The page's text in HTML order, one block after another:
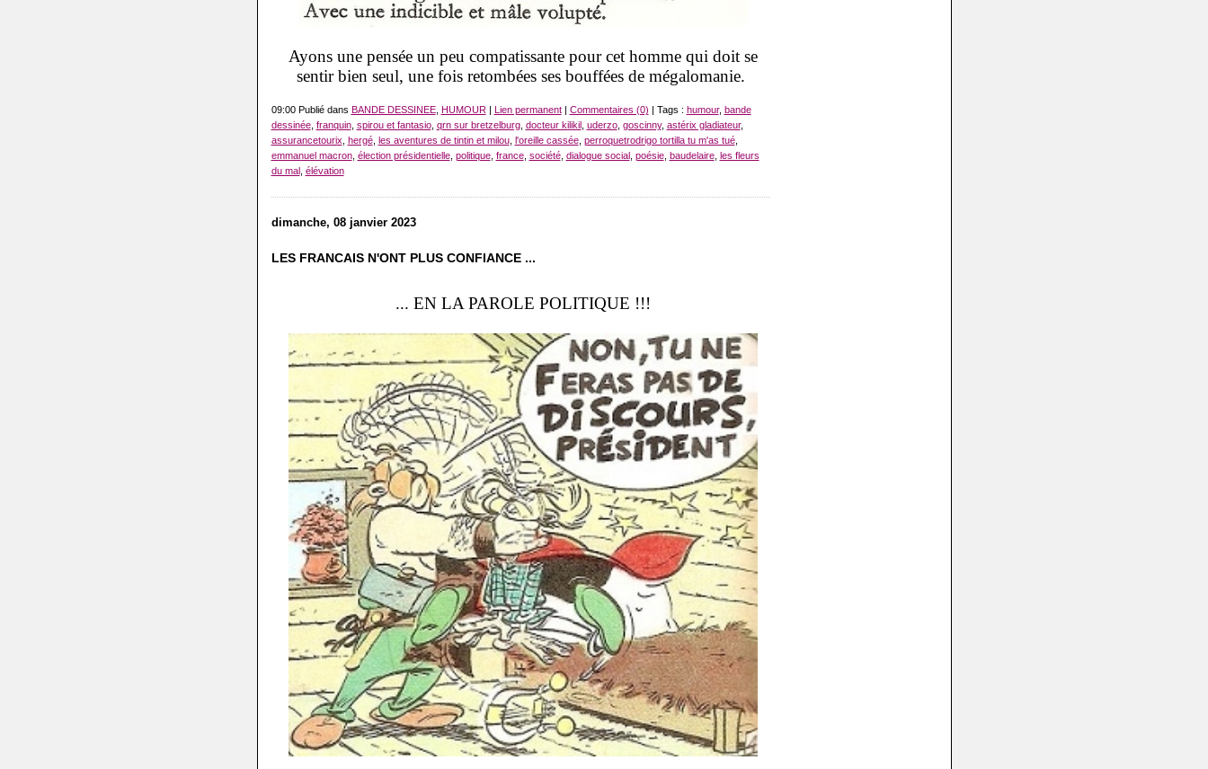
Ayons une pensée un peu compatissante pour cet homme qui doit se
sentir bien seul, une fois retombées ses bouffées de mégalomanie.
09:00 Publié dans BANDE DESSINEE, HUMOUR| Lien permanent| Commentaires (0) | Tags : humour, bande
dessinée, franquin, spirou et fantasio, qrn sur bretzelburg, docteur kilikil, uderzo, goscinny, astérix gladiateur,
assurancetourix hergé, les aventures de tintin et milou, l'oreille cassée, perroquetrodrigo tortilla tu m'as tué,
emmanuel macron, élection présidentielle, politique, france, société, dialogue social, poésie, baudelaire, les fleurs
du mal, élévation
dimanche, 08 janvier 2023
LES FRANCAIS N'ONT PLUS CONFIANCE ...
... EN LA PAROLE POLITIQUE !!!